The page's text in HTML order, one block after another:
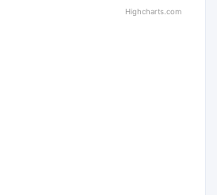
Highcharts.com